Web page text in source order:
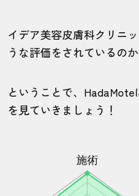
全身脱毛の施術期
VIOの施術期間と毛
キャンペーンを利
ンペーンの内容を
イデア美容皮膚科クリニ
うな評価をされているの
ということで、
を見ていきましょう！